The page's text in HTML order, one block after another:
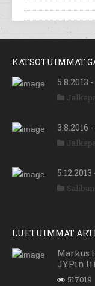
KATSOTUIMMAT
5.8.2013
3.8.2016
LUETUIMMAT
Markus
JYPin
517019